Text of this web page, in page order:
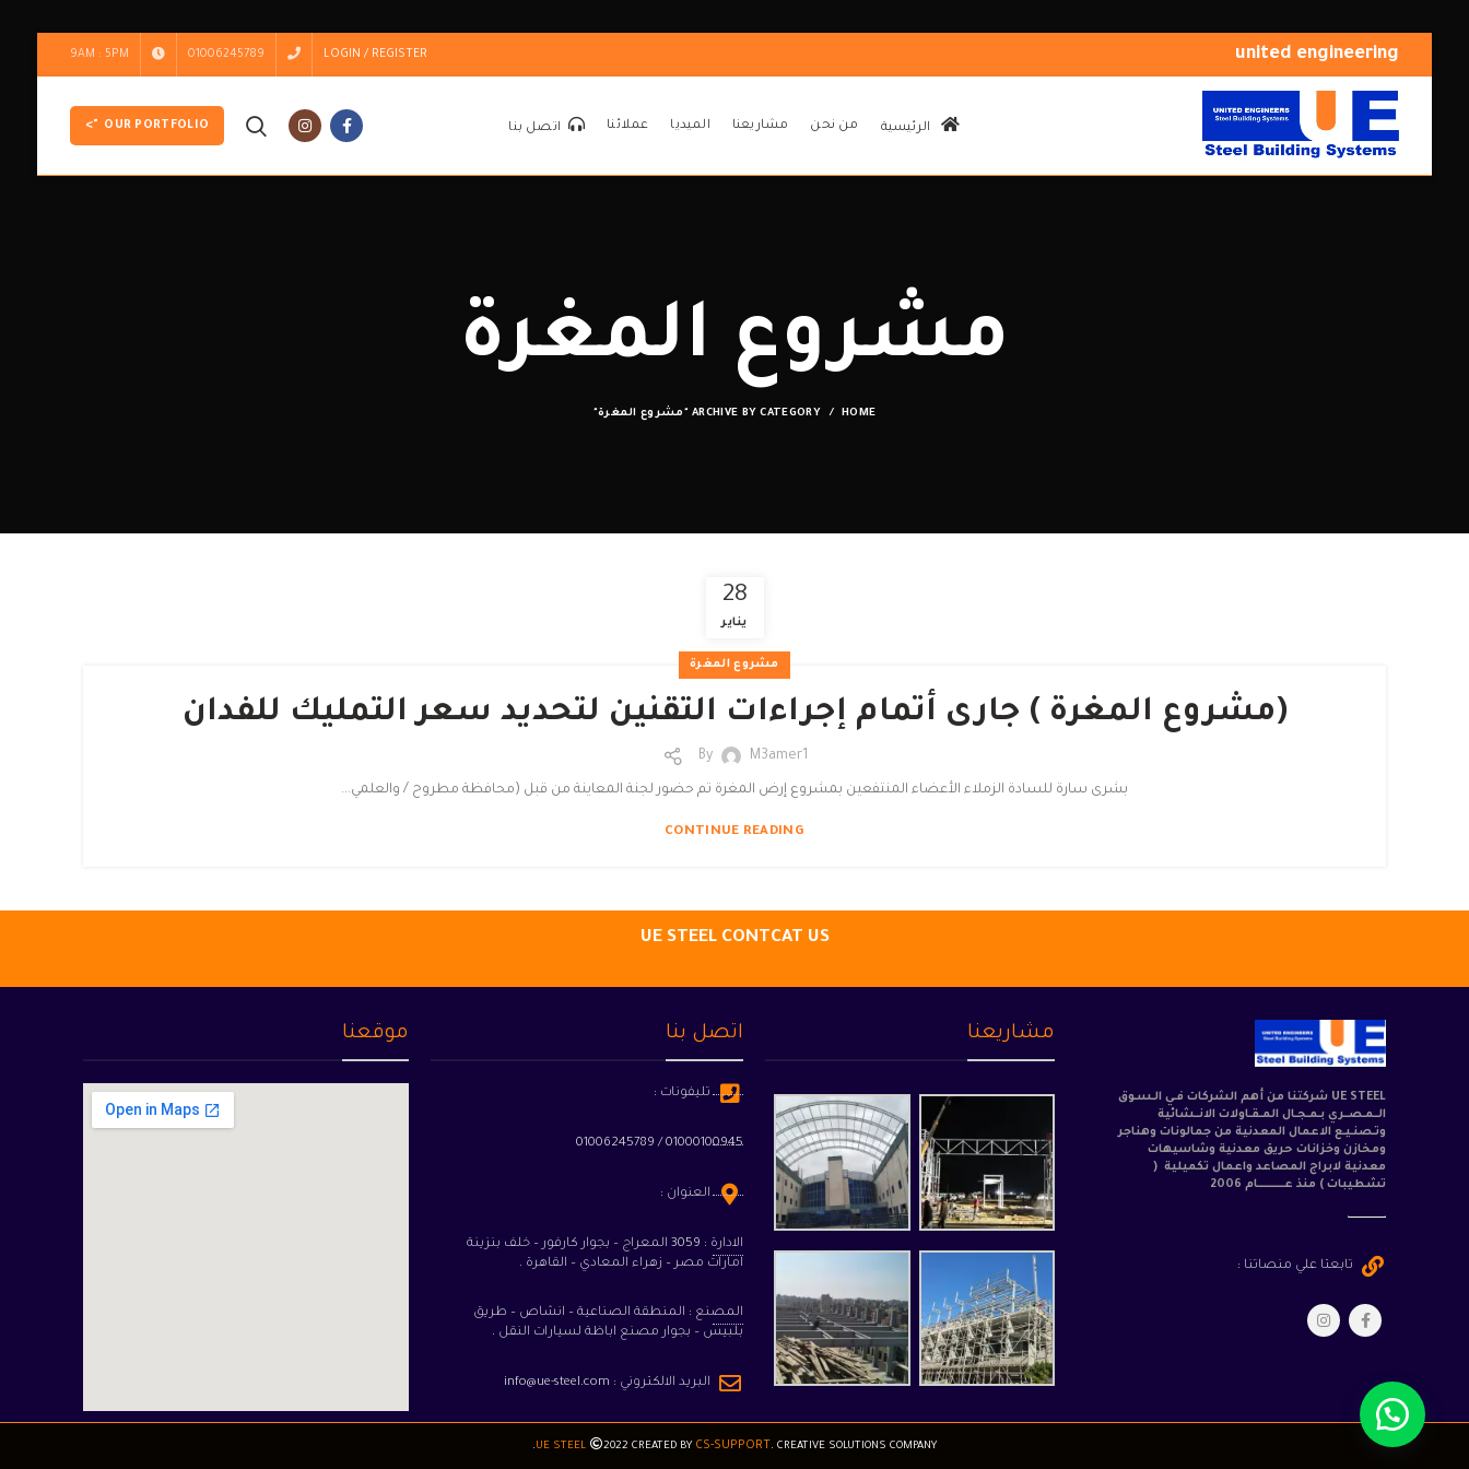
united engineering
LOGIN / REGISTER
01006245789
9AM : 5PM
الرئيسية من نحن مشاريعنا الميديا عملائنا اتصل بنا OUR PORTFOLIO
">
مشروع المغرة
HOME ARCHIVE BY CATEGORY "مشروع المغرة"
28
يناير
مشروع المغرة
(مشروع المغرة ) جارى أتمام إجراءات التقنين لتحديد سعر التمليك للفدان
By M3amer1
بشرى سارة للسادة الزملاء الأعضاء المنتفعين بمشروع إرض المغرة تم حضور لجنة المعاينة من قبل (محافظة مطروح / والعلمي...
CONTINUE READING
UE STEEL CONTCAT US
UE STEEL شركتنا من أهم الشركات فـي الـسـوق
الــمـصــري بـمـجـال المـقـاولات الانــشائية
وتـصنـيـع الاعمال المعدنية من جمالونات وهناجر
ومخازن وخزانات حريق معدنية وشاسيهات
معدنية لابراج المصاعد واعمال تكميلية (
تشطيبات ) منذ عــــــــــــام 2006
تابعتا علي منصاتنا :
مشاريعنا اتصل بنا
تليفونات :
01000100945 / 01006245789
العنوان :
الادارة : 3059 المعراج – بجوار كارفور – خلف بنزينة
امارات مصر – زهراء المعادي – القاهرة .
المصنع : المنطقة الصناعية – انشاص – طريق
بلبيس – بجوار مصنع اباظة لسيارات النقل .
البريد الالكتروني : info@ue-steel.com
موقعنا
UE STEEL 2022 CREATED BY CS-SUPPORT . CREATIVE SOLUTIONS COMPANY.